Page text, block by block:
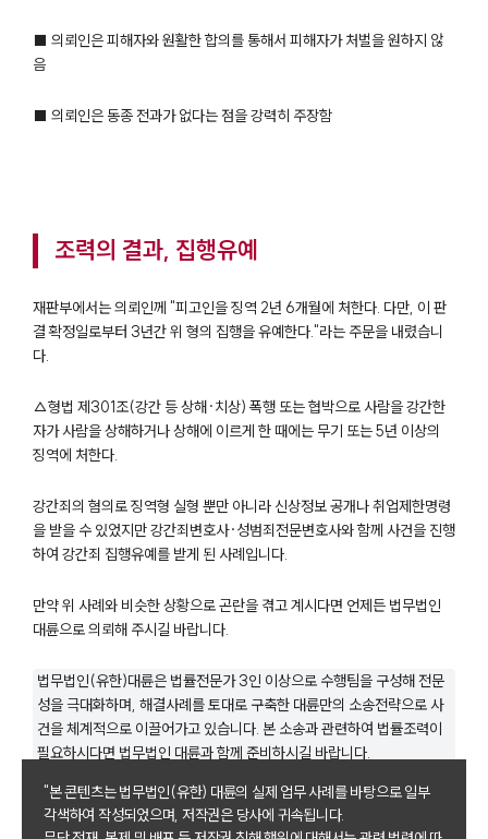
팀소개
오시는 길
글로벌 파트너 로펌
고객의 소리
통합검색
AI대륜
업무사례
■ 의뢰인은 피해자와 원활한 합의를 통해서 피해자가 처벌을 원하지 않
음
■ 의뢰인은 동종 전과가 없다는 점을 강력히 주장함
조력의 결과, 집행유예
​재판부에서는 의뢰인께 "피고인을 징역 2년 6개월에 처한다. 다만, 이 판
결 확정일로부터 3년간 위 형의 집행을 유예한다."라는 주문을 내렸습니
다.
△형법 제301조(강간 등 상해·치상) 폭행 또는 협박으로 사람을 강간한
자가 사람을 상해하거나 상해에 이르게 한 때에는 무기 또는 5년 이상의
징역에 처한다.
강간죄의 혐의로 징역형 실형 뿐만 아니라 신상정보 공개나 취업제한명령
을 받을 수 있었지만 강간죄변호사·성범죄전문변호사와 함께 사건을 진행
하여 강간죄 집행유예를 받게 된 사례입니다.
만약 위 사례와 비슷한 상황으로 곤란을 겪고 계시다면 언제든 법무법인
대륜으로 의뢰해 주시길 바랍니다.
법무법인(유한)대륜은 법률전문가 3인 이상으로 수행팀을 구성해 전문
성을 극대화하며, 해결사례를 토대로 구축한 대륜만의 소송전략으로 사
건을 체계적으로 이끌어가고 있습니다. 본 소송과 관련하여 법률조력이
필요하시다면 법무법인 대륜과 함께 준비하시길 바랍니다.
"본 콘텐츠는 법무법인(유한) 대륜의 실제 업무 사례를 바탕으로 일부
각색하여 작성되었으며, 저작권은 당사에 귀속됩니다.